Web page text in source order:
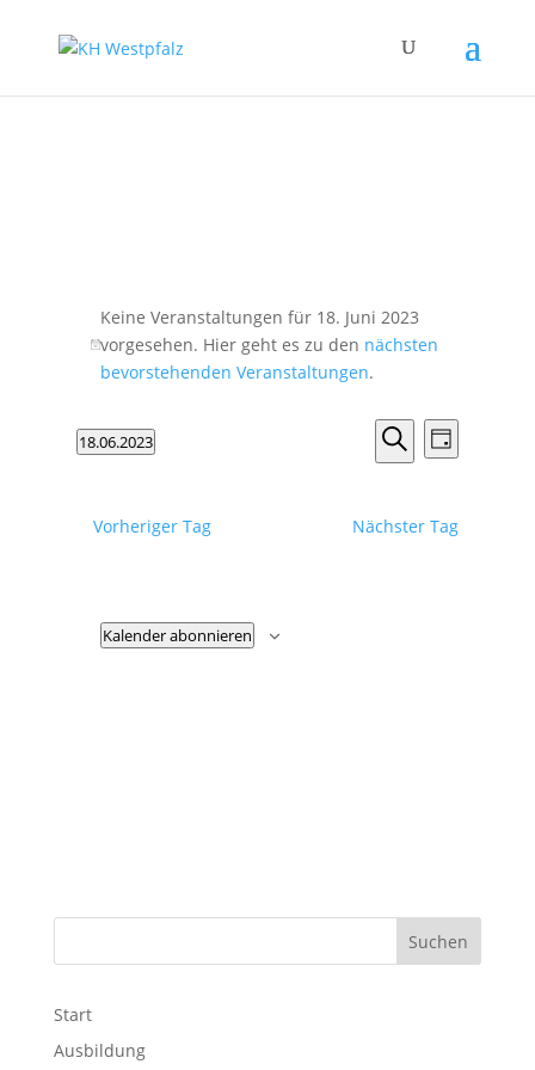
für
18.
2023
Hinweis
Keine Veranstaltungen für 18. Juni 2023
vorgesehen. Hier geht es zu den nächsten
bevorstehenden Veranstaltungen.
Suche
Ansichten,
Suche
Tag
18.06.2023
Vorheriger Tag
Nächster Tag
Kalender abonnieren
Start
Ausbildung